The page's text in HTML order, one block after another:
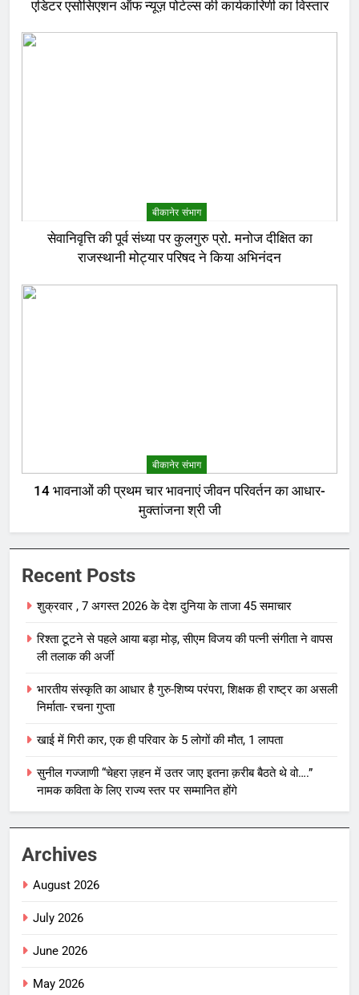
एडिटर एसोसिएशन ऑफ न्यूज़ पोर्टल्स की कार्यकारिणी का विस्तार
बीकानेर संभाग
सेवानिवृत्ति की पूर्व संध्या पर कुलगुरु प्रो. मनोज दीक्षित का
राजस्थानी मोट्यार परिषद ने किया अभिनंदन
बीकानेर संभाग
14 भावनाओं की प्रथम चार भावनाएं जीवन परिवर्तन का आधार-
मुक्तांजना श्री जी
Recent Posts
शुक्रवार , 7 अगस्त 2026 के देश दुनिया के ताजा 45 समाचार
रिश्ता टूटने से पहले आया बड़ा मोड़, सीएम विजय की पत्नी संगीता ने वापस
ली तलाक की अर्जी
भारतीय संस्कृति का आधार है गुरु-शिष्य परंपरा, शिक्षक ही राष्ट्र का असली
निर्माता- रचना गुप्ता
खाई में गिरी कार, एक ही परिवार के 5 लोगों की मौत, 1 लापता
सुनील गज्जाणी “चेहरा ज़हन में उतर जाए इतना क़रीब बैठते थे वो….”
नामक कविता के लिए राज्य स्तर पर सम्मानित होंगे
Archives
August 2026
July 2026
June 2026
May 2026